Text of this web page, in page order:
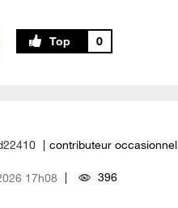
0
contributeur occasionnel
17h08 396